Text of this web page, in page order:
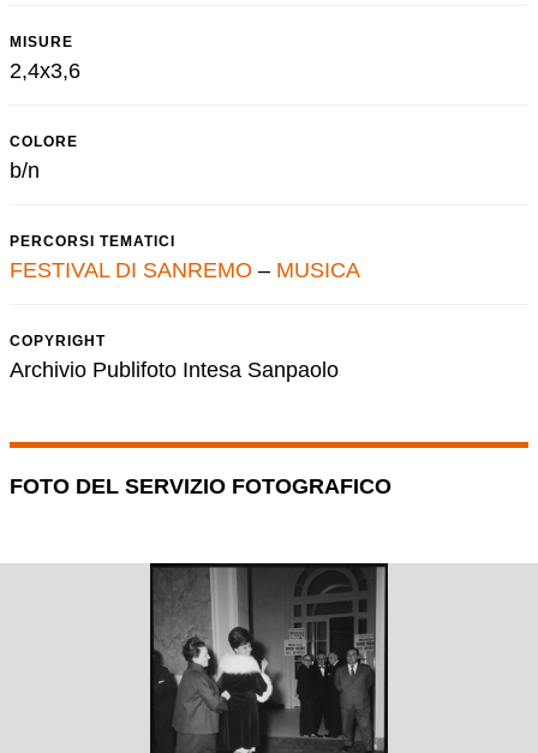
MISURE
2,4x3,6
COLORE
b/n
PERCORSI TEMATICI
FESTIVAL DI SANREMO – MUSICA
COPYRIGHT
Archivio Publifoto Intesa Sanpaolo
FOTO DEL SERVIZIO FOTOGRAFICO